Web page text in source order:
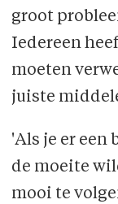
groot
Iedereen
moeten
juiste
'Als je er een
de moeite
mooi te